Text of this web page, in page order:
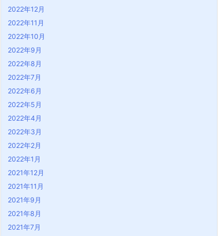
2022年12月
2022年11月
2022年10月
2022年9月
2022年8月
2022年7月
2022年6月
2022年5月
2022年4月
2022年3月
2022年2月
2022年1月
2021年12月
2021年11月
2021年9月
2021年8月
2021年7月